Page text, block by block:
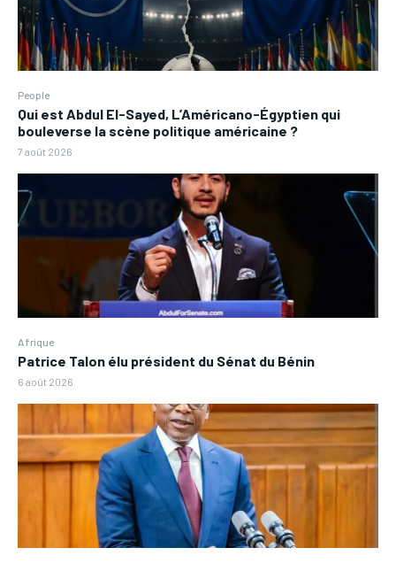
People
Qui est Abdul El-Sayed, L’Américano-Égyptien qui
bouleverse la scène politique américaine ?
7 août 2026
Afrique
Patrice Talon élu président du Sénat du Bénin
6 août 2026